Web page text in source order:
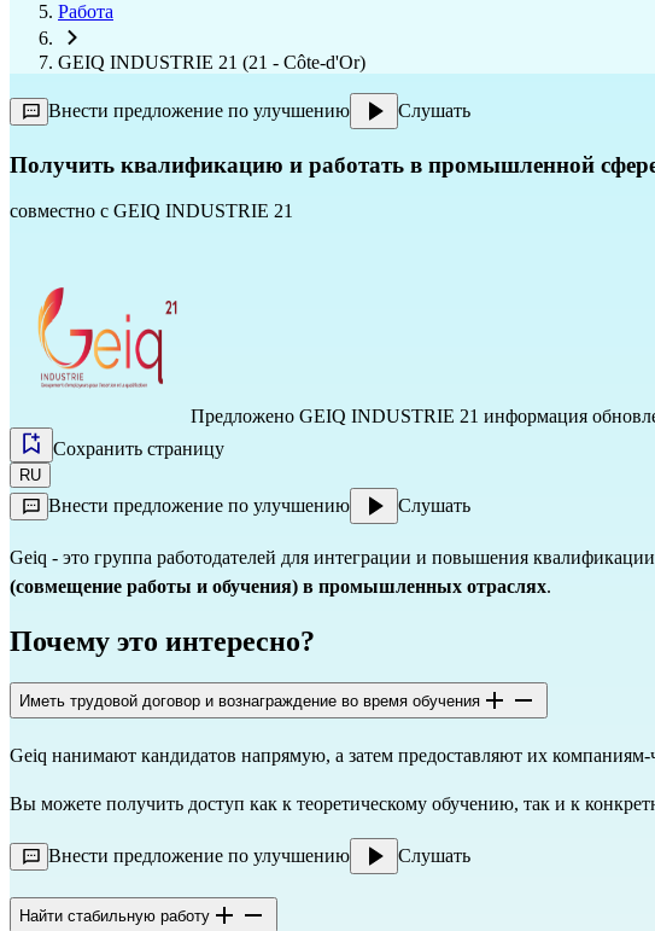
Работа
GEIQ INDUSTRIE 21 (21 - Côte-d'Or)
Внести предложение по улучшению Слушать
Получить квалификацию и работать в промышленной
совместно с GEIQ INDUSTRIE 21
Предложено GEIQ INDUSTRIE 21 информация
Сохранить страницу
RU
Внести предложение по улучшению Слушать
Geiq - это группа работодателей для интеграции и повышения
(совмещение работы и обучения) в промышленных отраслях.
Почему это интересно?
Иметь трудовой договор и вознаграждение во время обучения
Geiq нанимают кандидатов напрямую, а затем предоставляют их компаниям-
Вы можете получить доступ как к теоретическому обучению, так и к
Внести предложение по улучшению Слушать
Найти стабильную работу